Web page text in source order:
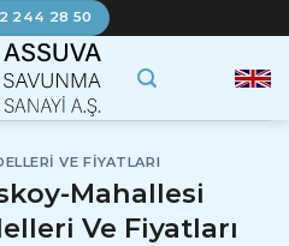
244 28 50
VE FIYATLARI
Mahallesi
Ve Fiyatları